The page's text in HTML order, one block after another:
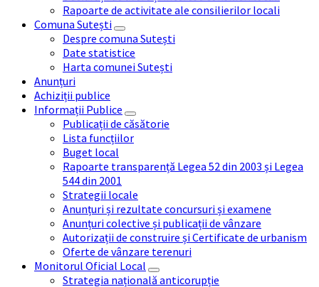
Rapoarte de activitate ale consilierilor locali
Comuna Sutești
Despre comuna Sutești
Date statistice
Harta comunei Sutești
Anunțuri
Achiziții publice
Informații Publice
Publicații de căsătorie
Lista funcțiilor
Buget local
Rapoarte transparență Legea 52 din 2003 și Legea
544 din 2001
Strategii locale
Anunțuri și rezultate concursuri și examene
Anunțuri colective și publicații de vânzare
Autorizații de construire și Certificate de urbanism
Oferte de vânzare terenuri
Monitorul Oficial Local
Strategia națională anticorupție